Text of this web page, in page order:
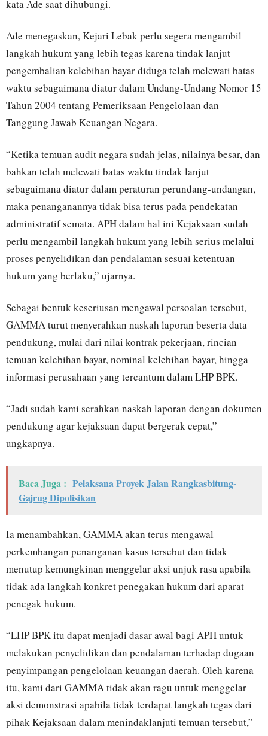
kata Ade saat dihubungi.
Ade menegaskan, Kejari Lebak perlu segera mengambil
langkah hukum yang lebih tegas karena tindak lanjut
pengembalian kelebihan bayar diduga telah melewati batas
waktu sebagaimana diatur dalam Undang-Undang Nomor 15
Tahun 2004 tentang Pemeriksaan Pengelolaan dan
Tanggung Jawab Keuangan Negara.
“Ketika temuan audit negara sudah jelas, nilainya besar, dan
bahkan telah melewati batas waktu tindak lanjut
sebagaimana diatur dalam peraturan perundang-undangan,
maka penanganannya tidak bisa terus pada pendekatan
administratif semata. APH dalam hal ini Kejaksaan sudah
perlu mengambil langkah hukum yang lebih serius melalui
proses penyelidikan dan pendalaman sesuai ketentuan
hukum yang berlaku,” ujarnya.
Sebagai bentuk keseriusan mengawal persoalan tersebut,
GAMMA turut menyerahkan naskah laporan beserta data
pendukung, mulai dari nilai kontrak pekerjaan, rincian
temuan kelebihan bayar, nominal kelebihan bayar, hingga
informasi perusahaan yang tercantum dalam LHP BPK.
“Jadi sudah kami serahkan naskah laporan dengan dokumen
pendukung agar kejaksaan dapat bergerak cepat,”
ungkapnya.
Baca Juga : Pelaksana Proyek Jalan Rangkasbitung-
Gajrug Dipolisikan
Ia menambahkan, GAMMA akan terus mengawal
perkembangan penanganan kasus tersebut dan tidak
menutup kemungkinan menggelar aksi unjuk rasa apabila
tidak ada langkah konkret penegakan hukum dari aparat
penegak hukum.
“LHP BPK itu dapat menjadi dasar awal bagi APH untuk
melakukan penyelidikan dan pendalaman terhadap dugaan
penyimpangan pengelolaan keuangan daerah. Oleh karena
itu, kami dari GAMMA tidak akan ragu untuk menggelar
aksi demonstrasi apabila tidak terdapat langkah tegas dari
pihak Kejaksaan dalam menindaklanjuti temuan tersebut,”